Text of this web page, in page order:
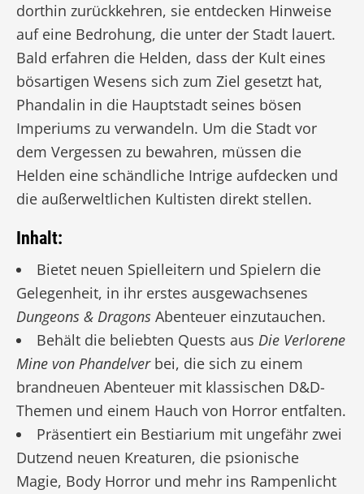
dorthin zurückkehren, sie entdecken Hinweise
auf eine Bedrohung, die unter der Stadt lauert.
Bald erfahren die Helden, dass der Kult eines
bösartigen Wesens sich zum Ziel gesetzt hat,
Phandalin in die Hauptstadt seines bösen
Imperiums zu verwandeln. Um die Stadt vor
dem Vergessen zu bewahren, müssen die
Helden eine schändliche Intrige aufdecken und
die außerweltlichen Kultisten direkt stellen.
Inhalt:
Bietet neuen Spielleitern und Spielern die
Gelegenheit, in ihr erstes ausgewachsenes
Dungeons & Dragons Abenteuer einzutauchen.
Behält die beliebten Quests aus Die Verlorene
Mine von Phandelverbei, die sich zu einem
brandneuen Abenteuer mit klassischen D&D-
Themen und einem Hauch von Horror entfalten.
Präsentiert ein Bestiarium mit ungefähr zwei
Dutzend neuen Kreaturen, die psionische
Magie, Body Horror und mehr ins Rampenlicht